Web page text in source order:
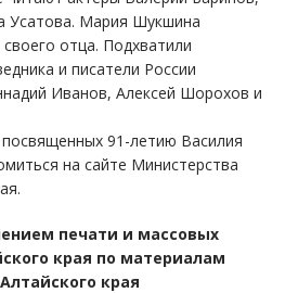
Усатова. Мария Шукшина
отца. Подхватили
и писатели России
Иванов, Алексей Шорохов и
91-летию Василия
на сайте Министерства
печати и массовых
края по материалам
края